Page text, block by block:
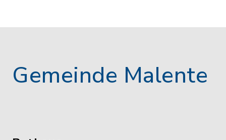
Gemeinde Malente